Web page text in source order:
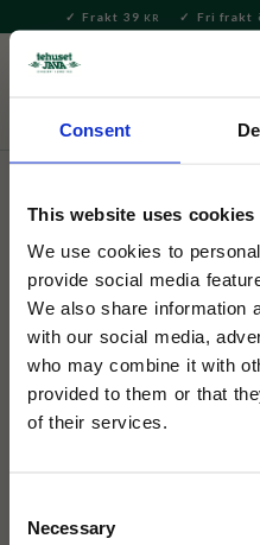
Consent
This website uses cookies
We use cookies to
provide social media
We also share information
with our social media,
who may combine it with
provided to them or that
of their services.
Selection
Necessary
Meny
Frakt 39 KR Fri frakt
Te Löste Svart te
Tehuset Java
Dansk Earl
kvitten/apelsin
Earl Grey smaksatt med
och fruktig variant inspirerad